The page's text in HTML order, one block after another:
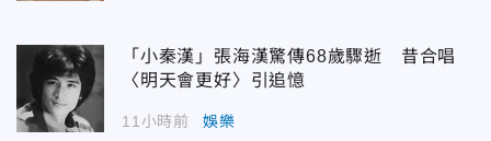
「小秦漢」張海漢驚傳68歲驟逝 昔合唱
〈明天會更好〉引追憶
11小時前 娛樂